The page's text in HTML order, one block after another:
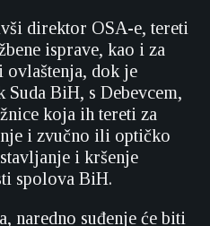
direktor OSA-e, tereti
isprave, kao i za
dok je
BiH, s Debevcem,
koja ih tereti za
i zvučno ili optičko
i kršenje
spolova BiH.
naredno suđenje će biti